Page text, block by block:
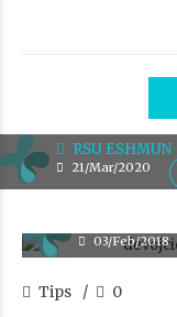
RSU ESHMUN
21/Mar/2020
03/Feb/2018
Tips 0